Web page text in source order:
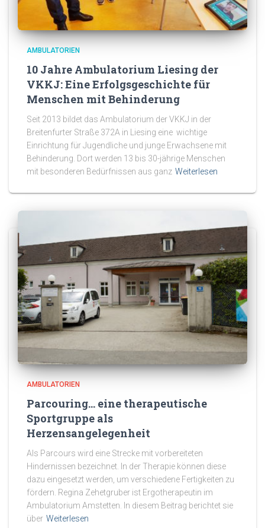
AMBULATORIEN
10 Jahre Ambulatorium Liesing der
VKKJ: Eine Erfolgsgeschichte für
Menschen mit Behinderung
Seit 2013 bildet das Ambulatorium der VKKJ in der
Breitenfurter Straße 372A in Liesing eine wichtige
Einrichtung für Jugendliche und junge Erwachsene mit
Behinderung. Dort werden 13 bis 30-jährige Menschen
mit besonderen Bedürfnissen aus ganz Weiterlesen
AMBULATORIEN
Parcouring… eine therapeutische
Sportgruppe als
Herzensangelegenheit
Als Parcours wird eine Strecke mit vorbereiteten
Hindernissen bezeichnet. In der Therapie können diese
dazu eingesetzt werden, um verschiedene Fertigkeiten zu
fördern. Regina Zehetgruber ist Ergotherapeutin im
Ambulatorium Amstetten. In diesem Beitrag berichtet sie
über Weiterlesen